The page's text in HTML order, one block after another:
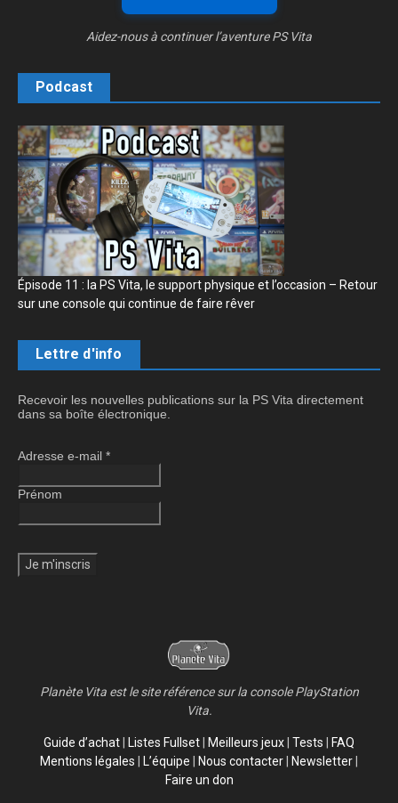
Aidez-nous à continuer l’aventure PS Vita
Podcast
Épisode 11 : la PS Vita, le support physique et l’occasion – Retour
sur une console qui continue de faire rêver
Lettre d'info
Recevoir les nouvelles publications sur la PS Vita directement
dans sa boîte électronique.
Adresse e-mail *
Prénom
Planète Vita est le site référence sur la console PlayStation
Vita.
Guide d’achat Listes Fullset Meilleurs jeux Tests
FAQ
Mentions légales
L’équipe Nous contacter Newsletter
Faire un don